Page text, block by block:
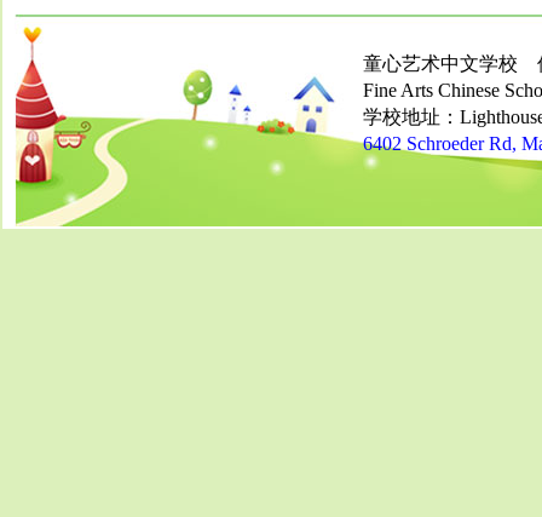
童心艺术中文学校
Fine Arts Chinese
学校地址：
6402 Schroeder Rd,